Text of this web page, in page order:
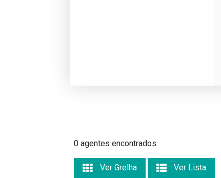
0 agentes encontrados
Ver Grelha Ver Lista